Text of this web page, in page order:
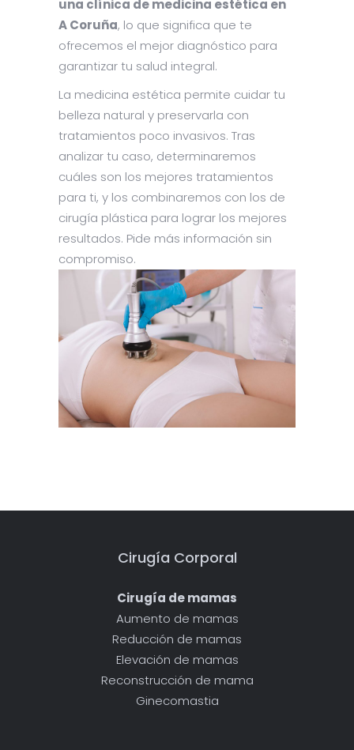
una clínica de medicina estética en
A Coruña, lo que significa que te
ofrecemos el mejor diagnóstico para
garantizar tu salud integral.
La medicina estética permite cuidar tu
belleza natural y preservarla con
tratamientos poco invasivos. Tras
analizar tu caso, determinaremos
cuáles son los mejores tratamientos
para ti, y los combinaremos con los de
cirugía plástica para lograr los mejores
resultados. Pide más información sin
compromiso.
Cirugía Corporal
Cirugía de mamas
Aumento de mamas
Reducción de mamas
Elevación de mamas
Reconstrucción de mama
Ginecomastia